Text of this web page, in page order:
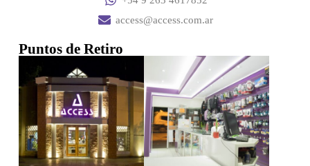
access@access.com.ar
Puntos de Retiro